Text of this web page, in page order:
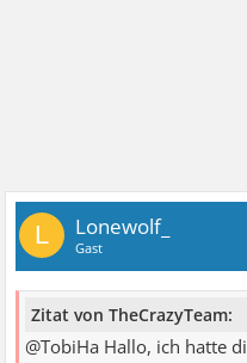
L Lonewolf_
Gast
Zitat von TheCrazyTeam:
@TobiHa Hallo, ich hatte